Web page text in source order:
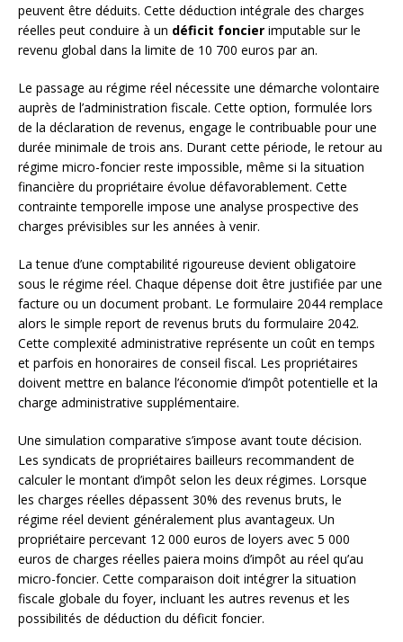
peuvent être déduits. Cette déduction intégrale des charges
réelles peut conduire à un déficit foncier imputable sur le
revenu global dans la limite de 10 700 euros par an.
Le passage au régime réel nécessite une démarche volontaire
auprès de l’administration fiscale. Cette option, formulée lors
de la déclaration de revenus, engage le contribuable pour une
durée minimale de trois ans. Durant cette période, le retour au
régime micro-foncier reste impossible, même si la situation
financière du propriétaire évolue défavorablement. Cette
contrainte temporelle impose une analyse prospective des
charges prévisibles sur les années à venir.
La tenue d’une comptabilité rigoureuse devient obligatoire
sous le régime réel. Chaque dépense doit être justifiée par une
facture ou un document probant. Le formulaire 2044 remplace
alors le simple report de revenus bruts du formulaire 2042.
Cette complexité administrative représente un coût en temps
et parfois en honoraires de conseil fiscal. Les propriétaires
doivent mettre en balance l’économie d’impôt potentielle et la
charge administrative supplémentaire.
Une simulation comparative s’impose avant toute décision.
Les syndicats de propriétaires bailleurs recommandent de
calculer le montant d’impôt selon les deux régimes. Lorsque
les charges réelles dépassent 30% des revenus bruts, le
régime réel devient généralement plus avantageux. Un
propriétaire percevant 12 000 euros de loyers avec 5 000
euros de charges réelles paiera moins d’impôt au réel qu’au
micro-foncier. Cette comparaison doit intégrer la situation
fiscale globale du foyer, incluant les autres revenus et les
possibilités de déduction du déficit foncier.